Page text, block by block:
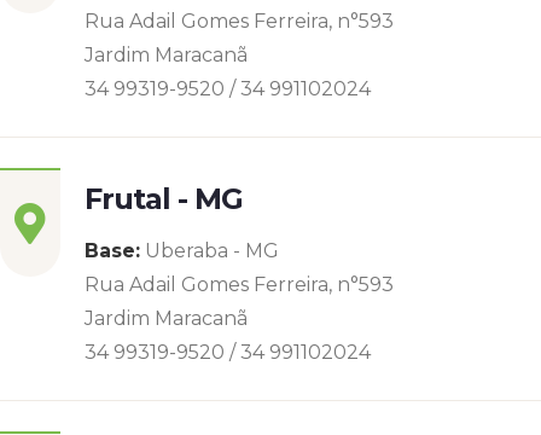
Rua Adail Gomes Ferreira, n°593
Jardim Maracanã
34 99319-9520 / 34 991102024
Frutal - MG
Base: Uberaba - MG
Rua Adail Gomes Ferreira, n°593
Jardim Maracanã
34 99319-9520 / 34 991102024